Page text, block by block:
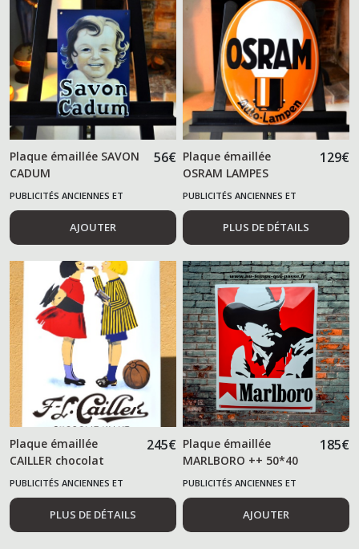
Plaque émaillée SAVON
CADUM
56€
PUBLICITÉS ANCIENNES ET
ALIMENTAIRES
AJOUTER
Plaque émaillée
OSRAM LAMPES
129€
PUBLICITÉS ANCIENNES ET
ALIMENTAIRES
PLUS DE DÉTAILS
Plaque émaillée
CAILLER chocolat
245€
PUBLICITÉS ANCIENNES ET
ALIMENTAIRES
PLUS DE DÉTAILS
Plaque émaillée
MARLBORO ++ 50*40
cm ++
185€
PUBLICITÉS ANCIENNES ET
ALIMENTAIRES
AJOUTER